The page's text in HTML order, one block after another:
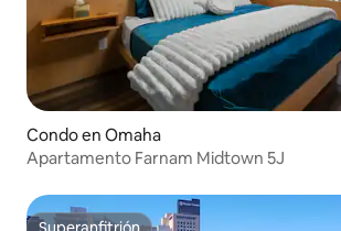
Condo en Omaha
Apartamento Farnam Midtown 5J